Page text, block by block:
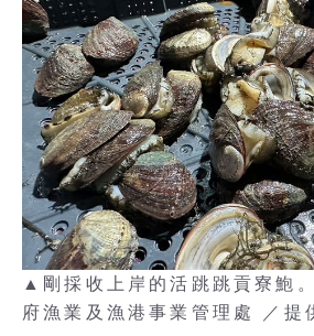
▲剛採收上岸的活跳跳貢寮鮑
府漁業及漁港事業管理處 ／提